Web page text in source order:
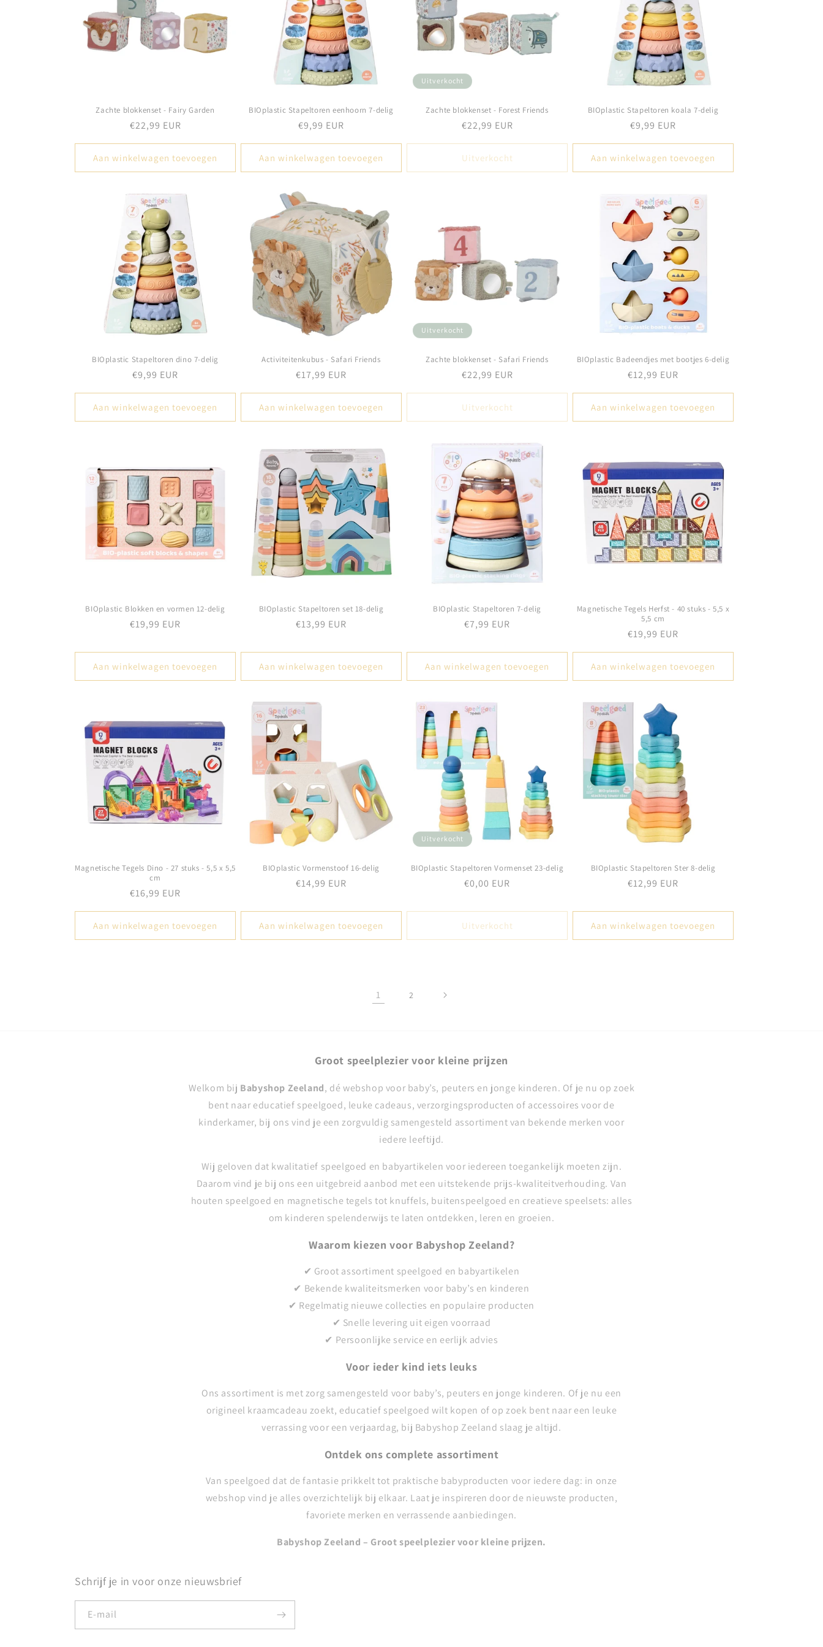
:
Zachte blokkenset - Fairy Garden
Normale
€22,99 EUR
Aan winkelwagen toevoegen
BIOplastic Stapeltoren eenhoorn 7-delig
Normale
€9,99 EUR
Aan winkelwagen toevoegen
Uitverkocht
Zachte blokkenset - Forest Friends
Normale
€22,99 EUR
Uitverkocht
BIOplastic Stapeltoren koala 7-delig
Normale
€9,99 EUR
Aan winkelwagen toevoegen
BIOplastic Stapeltoren dino 7-delig
Normale
€9,99 EUR
Aan winkelwagen toevoegen
Activiteitenkubus - Safari Friends
Normale
€17,99 EUR
Aan winkelwagen toevoegen
Uitverkocht
Zachte blokkenset - Safari Friends
Normale
€22,99 EUR
Uitverkocht
BIOplastic Badeendjes met bootjes 6-delig
Normale
€12,99 EUR
Aan winkelwagen toevoegen
BIOplastic Blokken en vormen 12-delig
Normale
€19,99 EUR
Aan winkelwagen toevoegen
BIOplastic Stapeltoren set 18-delig
Normale
€13,99 EUR
Aan winkelwagen toevoegen
BIOplastic Stapeltoren 7-delig
Normale
€7,99 EUR
Aan winkelwagen toevoegen
Magnetische Tegels Herfst - 40 stuks - 5,5 x
5,5 cm
Normale
€19,99 EUR
Aan winkelwagen toevoegen
Magnetische Tegels Dino - 27 stuks - 5,5 x 5,5
cm
Normale
€16,99 EUR
Aan winkelwagen toevoegen
BIOplastic Vormenstoof 16-delig
Normale
€14,99 EUR
Aan winkelwagen toevoegen
Uitverkocht
BIOplastic Stapeltoren Vormenset 23-delig
Normale
€0,00 EUR
Uitverkocht
BIOplastic Stapeltoren Ster 8-delig
Normale
€12,99 EUR
Aan winkelwagen toevoegen
1 2
Groot speelplezier voor kleine prijzen
Welkom bij Babyshop Zeeland, dé webshop voor baby’s, peuters en jonge kinderen. Of je nu op zoek
bent naar educatief speelgoed, leuke cadeaus, verzorgingsproducten of accessoires voor de
kinderkamer, bij ons vind je een zorgvuldig samengesteld assortiment van bekende merken voor
iedere leeftijd.
Wij geloven dat kwalitatief speelgoed en babyartikelen voor iedereen toegankelijk moeten zijn.
Daarom vind je bij ons een uitgebreid aanbod met een uitstekende prijs-kwaliteitverhouding. Van
houten speelgoed en magnetische tegels tot knuffels, buitenspeelgoed en creatieve speelsets: alles
om kinderen spelenderwijs te laten ontdekken, leren en groeien.
Waarom kiezen voor Babyshop Zeeland?
✔ Groot assortiment speelgoed en babyartikelen
✔ Bekende kwaliteitsmerken voor baby’s en kinderen
✔ Regelmatig nieuwe collecties en populaire producten
✔ Snelle levering uit eigen voorraad
✔ Persoonlijke service en eerlijk advies
Voor ieder kind iets leuks
Ons assortiment is met zorg samengesteld voor baby’s, peuters en jonge kinderen. Of je nu een
origineel kraamcadeau zoekt, educatief speelgoed wilt kopen of op zoek bent naar een leuke
verrassing voor een verjaardag, bij Babyshop Zeeland slaag je altijd.
Ontdek ons complete assortiment
Van speelgoed dat de fantasie prikkelt tot praktische babyproducten voor iedere dag: in onze
webshop vind je alles overzichtelijk bij elkaar. Laat je inspireren door de nieuwste producten,
favoriete merken en verrassende aanbiedingen.
Babyshop Zeeland – Groot speelplezier voor kleine prijzen.
Schrijf je in voor onze nieuwsbrief
E‑mail